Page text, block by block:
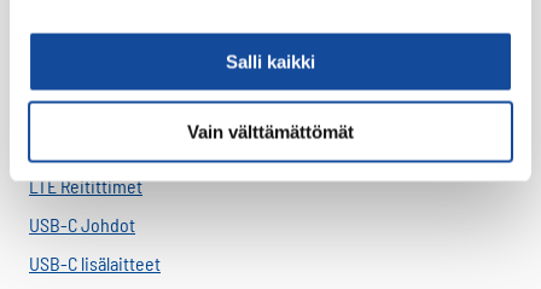
Salli kaikki
Vain välttämättömät
LTE HF-Lisälaitteet
Lataustarvikkeet
LTE Reitittimet
USB-C Johdot
USB-C lisälaitteet